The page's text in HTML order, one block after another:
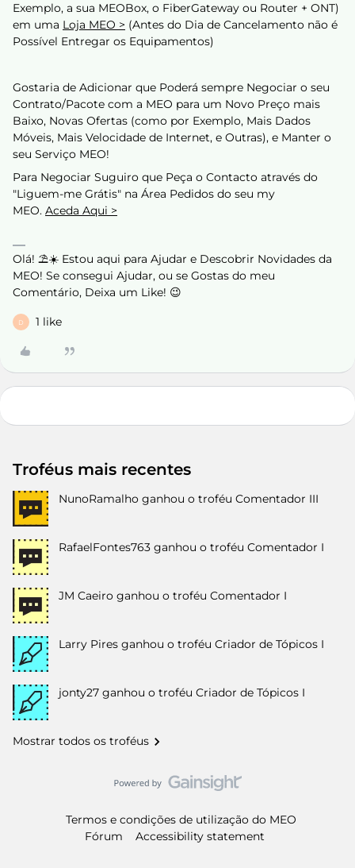
Exemplo, a sua MEOBox, o FiberGateway ou Router + ONT)
em uma Loja MEO > (Antes do Dia de Cancelamento não é
Possível Entregar os Equipamentos)
Gostaria de Adicionar que Poderá sempre Negociar o seu
Contrato/Pacote com a MEO para um Novo Preço mais
Baixo, Novas Ofertas (como por Exemplo, Mais Dados
Móveis, Mais Velocidade de Internet, e Outras), e Manter o
seu Serviço MEO!
Para Negociar Suguiro que Peça o Contacto através do
"Liguem-me Grátis" na Área Pedidos do seu my
MEO. Aceda Aqui >
Olá! ⛱️☀️ Estou aqui para Ajudar e Descobrir Novidades da
MEO! Se consegui Ajudar, ou se Gostas do meu
Comentário, Deixa um Like! 😉
D 1 like
Troféus mais recentes
NunoRamalho ganhou o troféu Comentador III
RafaelFontes763 ganhou o troféu Comentador I
JM Caeiro ganhou o troféu Comentador I
Larry Pires ganhou o troféu Criador de Tópicos I
jonty27 ganhou o troféu Criador de Tópicos I
Mostrar todos os troféus
Termos e condições de utilização do MEO
Fórum
Accessibility statement